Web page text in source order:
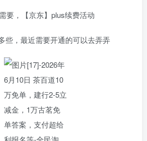
要，【京东】plus续费活动
些，最近需要开通的可以去弄弄